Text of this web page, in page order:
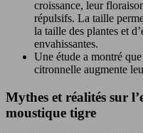
croissance, leur
répulsifs. La taille
la taille des plantes et
envahissantes.
Une étude a montré
citronnelle augmente
Mythes et réalités sur
moustique tigre